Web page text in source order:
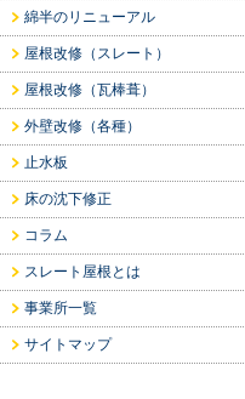
綿半のリニューアル
屋根改修（スレート）
屋根改修（瓦棒葺）
外壁改修（各種）
止水板
床の沈下修正
コラム
スレート屋根とは
事業所一覧
サイトマップ